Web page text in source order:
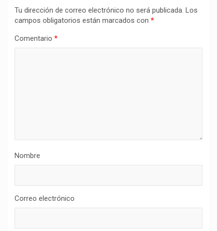
Tu dirección de correo electrónico no será publicada. Los
campos obligatorios están marcados con *
Comentario *
Nombre
Correo electrónico